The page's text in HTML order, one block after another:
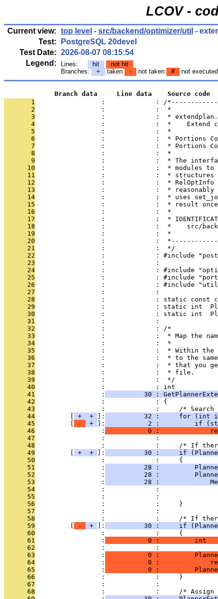
LCOV -
Current view: top level - src/backend/optimizer/util -
Test:
PostgreSQL 20devel
Test Date: 2026-08-07 08:15:54
Legend:
Lines: hit
not hit
Branches:
+ taken - not taken # not executed
             Branch data     Line data    Source code
       1
:             : /
       2
                 :             :  *
       3
:             :  *
       4
:             :  *    Extend
       5
                 :             :  *
       6
:             :  * Portions
       7
:             :  * Portions
       8
                 :             :  *
       9
:             :  * The
      10
:             :  * modules
      11
:             :  *
      12
:             :  *
      13
:             :  *
      14
:             :  * uses
      15
:             :  * result
      16
                 :             :  *
      17
:             :  *
      18
:             :  *    src/
      19
                 :             :  *
      20
:             :
      21
                 :             :  */
      22
:             : #include
      23
                 :             :
      24
:             : #include
      25
:             : #include
      26
:             : #include
      27
                 :             :
      28
:             : static const
      29
:             : static int
      30
:             : static int
      31
                 :             :
      32
                 :             : /*
      33
:             :  * Map the
      34
                 :             :  *
      35
:             :  * Within
      36
:             :  * to the
      37
:             :  * that you
      38
                 :             :  * file.
      39
                 :             :  */
      40
                 :             : int
      41
                 :
30 :
      42
                 :             : {
      43
:             :     /*
      44
+ + ]:
32 :     for (int
      45
- + ]:
2 :         if
      46
                 :
0 :
      47
                 :             :
      48
:             :     /* If
      49
+ + ]:
30 :     if
      50
                 :             :     {
      51
                 :
28 :
      52
                 :
28 :
      53
                 :
28 :
      54
:             :
      55
:             :
      56
                 :             :     }
      57
                 :             :
      58
:             :     /* If
      59
- + ]:
30 :     if
      60
                 :             :     {
      61
                 :
0 :         int
      62
                 :             :
      63
                 :
0 :
      64
                 :
0 :
      65
                 :
0 :
      66
                 :             :     }
      67
                 :             :
      68
:             :     /* Assign